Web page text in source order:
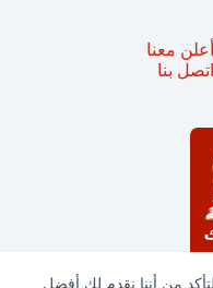
من أننا نقدم لك أفضل
أعلن معنا
اتصل بنا